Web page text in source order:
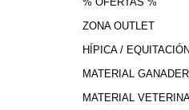
ZONA OUTLET
HÍPICA / EQUITACIÓN
MATERIAL
MATERIAL